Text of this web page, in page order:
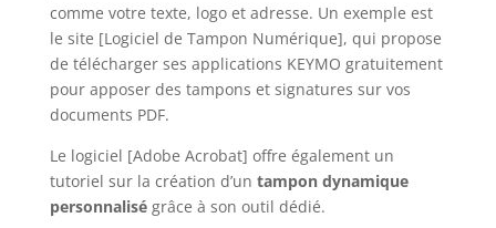
comme votre texte, logo et adresse. Un exemple est
le site [Logiciel de Tampon Numérique], qui propose
de télécharger ses applications KEYMO gratuitement
pour apposer des tampons et signatures sur vos
documents PDF.
Le logiciel [Adobe Acrobat] offre également un
tutoriel sur la création d’un tampon dynamique
personnaliségrâce à son outil dédié.